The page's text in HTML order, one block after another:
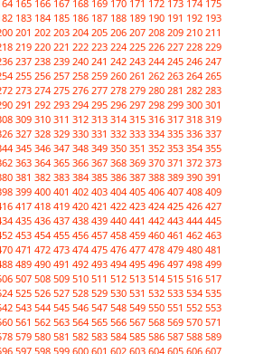
165 166 167 168 169 170 171 172 173 174 175
183 184 185 186 187 188 189 190 191 192 193
201 202 203 204 205 206 207 208 209 210 211
219 220 221 222 223 224 225 226 227 228 229
237 238 239 240 241 242 243 244 245 246 247
255 256 257 258 259 260 261 262 263 264 265
273 274 275 276 277 278 279 280 281 282 283
291 292 293 294 295 296 297 298 299 300 301
309 310 311 312 313 314 315 316 317 318 319
327 328 329 330 331 332 333 334 335 336 337
345 346 347 348 349 350 351 352 353 354 355
363 364 365 366 367 368 369 370 371 372 373
381 382 383 384 385 386 387 388 389 390 391
399 400 401 402 403 404 405 406 407 408 409
417 418 419 420 421 422 423 424 425 426 427
435 436 437 438 439 440 441 442 443 444 445
453 454 455 456 457 458 459 460 461 462 463
471 472 473 474 475 476 477 478 479 480 481
489 490 491 492 493 494 495 496 497 498 499
507 508 509 510 511 512 513 514 515 516 517
525 526 527 528 529 530 531 532 533 534 535
543 544 545 546 547 548 549 550 551 552 553
561 562 563 564 565 566 567 568 569 570 571
579 580 581 582 583 584 585 586 587 588 589
597 598 599 600 601 602 603 604 605 606 607